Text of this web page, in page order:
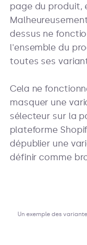
page du produit,
dessus ne
l'ensemble du
toutes ses
Cela ne
masquer une
sélecteur sur la
plateforme
dépublier une
définir comme
Un exemple des